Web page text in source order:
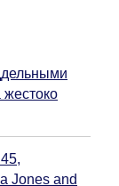
Jones and